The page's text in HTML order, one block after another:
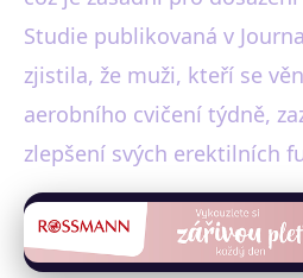
Studie publikovaná v
zjistila, že muži, kteří se
aerobního cvičení týdně,
zlepšení svých erektilních